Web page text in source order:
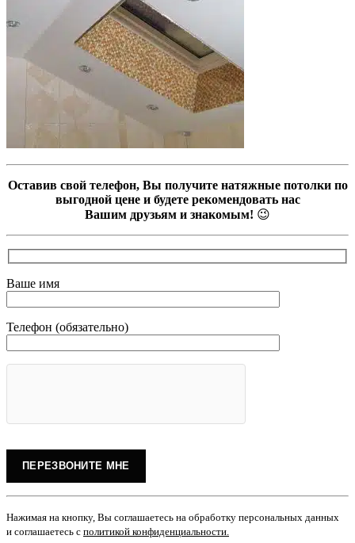
Оставив свой телефон, Вы получите натяжные потолки по
выгодной цене и будете рекомендовать нас
Вашим друзьям и знакомым! 😉
Ваше имя
Телефон (обязательно)
Нажимая на кнопку, Вы соглашаетесь на обработку персональных данных
и соглашаетесь с политикой конфиденциальности.